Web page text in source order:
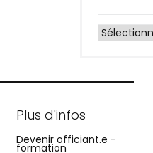
Archives
Plus d'infos
Devenir officiant.e -
formation